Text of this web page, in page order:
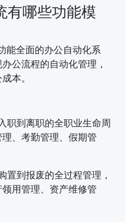
有哪些功能模
能全面的办公自动化系
公流程的自动化管理，
本。
职到离职的全职业生命周
、考勤管理、假期管
置到报废的全过程管理，
用管理、资产维修管